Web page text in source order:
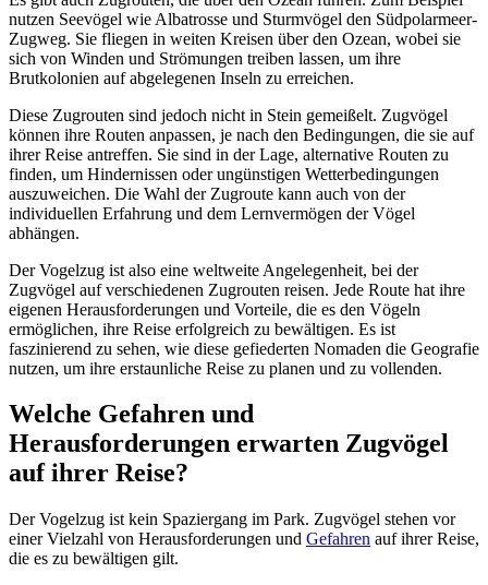
nutzen Seevögel wie Albatrosse und Sturmvögel den Südpolarmeer-
Zugweg. Sie fliegen in weiten Kreisen über den Ozean, wobei sie
sich von Winden und Strömungen treiben lassen, um ihre
Brutkolonien auf abgelegenen Inseln zu erreichen.
Diese Zugrouten sind jedoch nicht in Stein gemeißelt. Zugvögel
können ihre Routen anpassen, je nach den Bedingungen, die sie auf
ihrer Reise antreffen. Sie sind in der Lage, alternative Routen zu
finden, um Hindernissen oder ungünstigen Wetterbedingungen
auszuweichen. Die Wahl der Zugroute kann auch von der
individuellen Erfahrung und dem Lernvermögen der Vögel
abhängen.
Der Vogelzug ist also eine weltweite Angelegenheit, bei der
Zugvögel auf verschiedenen Zugrouten reisen. Jede Route hat ihre
eigenen Herausforderungen und Vorteile, die es den Vögeln
ermöglichen, ihre Reise erfolgreich zu bewältigen. Es ist
faszinierend zu sehen, wie diese gefiederten Nomaden die Geografie
nutzen, um ihre erstaunliche Reise zu planen und zu vollenden.
Welche Gefahren und
Herausforderungen erwarten Zugvögel
auf ihrer Reise?
Der Vogelzug ist kein Spaziergang im Park. Zugvögel stehen vor
einer Vielzahl von Herausforderungen und Gefahren auf ihrer Reise,
die es zu bewältigen gilt.